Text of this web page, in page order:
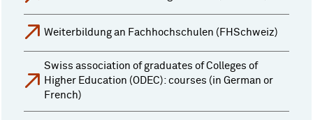
Weiterbildung an Fachhochschulen (FHSchweiz)
Swiss association of graduates of Colleges of
Higher Education (ODEC): courses (in German or
French)